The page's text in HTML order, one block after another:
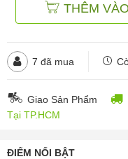
THÊM
7 đã mua
Giao Sản Phẩm
Tại TP.HCM
ĐIỂM NỔI BẬT